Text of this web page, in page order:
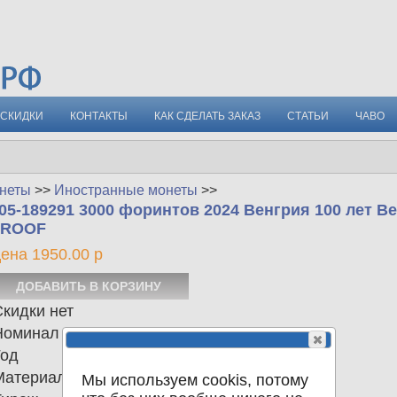
СКИДКИ КОНТАКТЫ КАК СДЕЛАТЬ ЗАКАЗ СТАТЬИ ЧАВО
>> Иностранные монеты >>
189291 3000 форинтов 2024 Венгрия 100 лет
1950.00 р
нет
3000 форинтов
Сu-Ni-Zn
Мы используем cookis, потому